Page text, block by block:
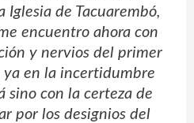
Iglesia de Tacuarembó,
encuentro ahora con
y nervios del primer
en la incertidumbre
sino con la certeza de
por los designios del